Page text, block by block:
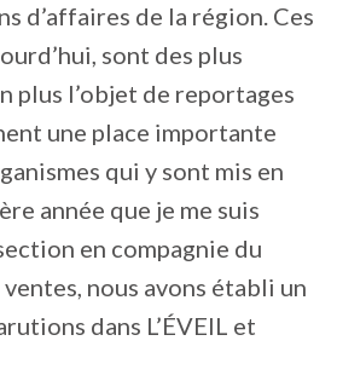
d’affaires de la région. Ces
sont des plus
plus l’objet de reportages
une place importante
qui y sont mis en
année que je me suis
en compagnie du
nous avons établi un
dans L’ÉVEIL et